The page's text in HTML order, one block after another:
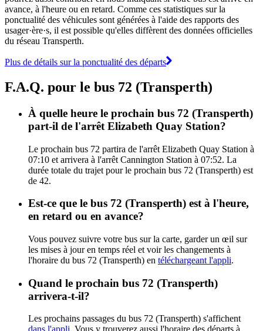
avance, à l'heure ou en retard. Comme ces statistiques sur la
ponctualité des véhicules sont générées à l'aide des rapports des
usager·ère·s, il est possible qu'elles diffèrent des données officielles
du réseau Transperth.
Plus de détails sur la ponctualité des départs
F.A.Q. pour le bus 72 (Transperth)
À quelle heure le prochain bus 72 (Transperth)
part-il de l'arrêt Elizabeth Quay Station?
Le prochain bus 72 partira de l'arrêt Elizabeth Quay Station à
07:10 et arrivera à l'arrêt Cannington Station à 07:52. La
durée totale du trajet pour le prochain bus 72 (Transperth) est
de 42.
Est-ce que le bus 72 (Transperth) est à l'heure,
en retard ou en avance?
Vous pouvez suivre votre bus sur la carte, garder un œil sur
les mises à jour en temps réel et voir les changements à
l'horaire du bus 72 (Transperth) en téléchargeant l'appli.
Quand le prochain bus 72 (Transperth)
arrivera-t-il?
Les prochains passages du bus 72 (Transperth) s'affichent